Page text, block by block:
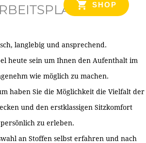
SHOP
langlebig und ansprechend.
heute sein um Ihnen den Aufenthalt im
wie möglich zu machen.
haben Sie die Möglichkeit die Vielfalt der
und den erstklassigen Sitzkomfort
persönlich zu erleben.
an Stoffen selbst erfahren und nach